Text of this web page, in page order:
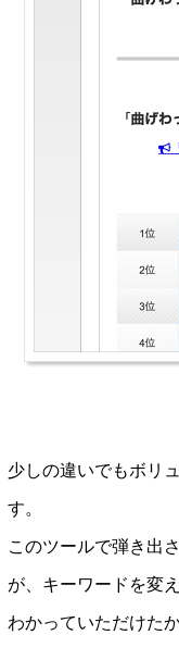
少しの違いでもボリ
す。
このツールで弾き出
が、キーワードを変
わかっていただけた